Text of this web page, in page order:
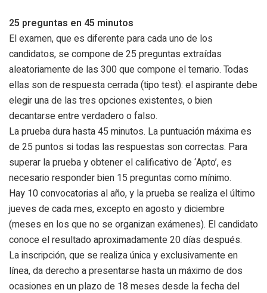
25 preguntas en 45 minutos
El examen, que es diferente para cada uno de los
candidatos, se compone de 25 preguntas extraídas
aleatoriamente de las 300 que compone el temario. Todas
ellas son de respuesta cerrada (tipo test): el aspirante debe
elegir una de las tres opciones existentes, o bien
decantarse entre verdadero o falso.
La prueba dura hasta 45 minutos. La puntuación máxima es
de 25 puntos si todas las respuestas son correctas. Para
superar la prueba y obtener el calificativo de ‘Apto’, es
necesario responder bien 15 preguntas como mínimo.
Hay 10 convocatorias al año, y la prueba se realiza el último
jueves de cada mes, excepto en agosto y diciembre
(meses en los que no se organizan exámenes). El candidato
conoce el resultado aproximadamente 20 días después.
La inscripción, que se realiza única y exclusivamente en
línea, da derecho a presentarse hasta un máximo de dos
ocasiones en un plazo de 18 meses desde la fecha del